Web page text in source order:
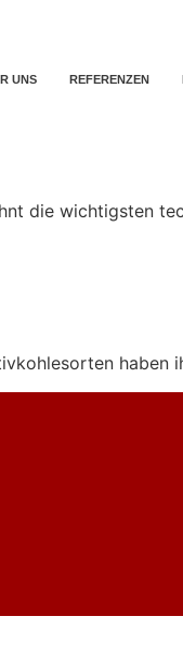
UNS REFERENZEN
die wichtigsten
haben